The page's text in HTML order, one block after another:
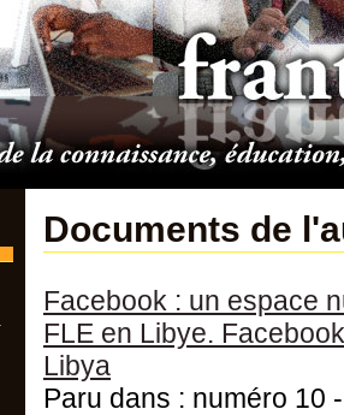
Documents de
Facebook : un espace
FLE en Libye.
Libya
Paru dans : numéro 10